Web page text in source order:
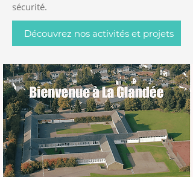
sécurité.
Découvrez nos activités et projets